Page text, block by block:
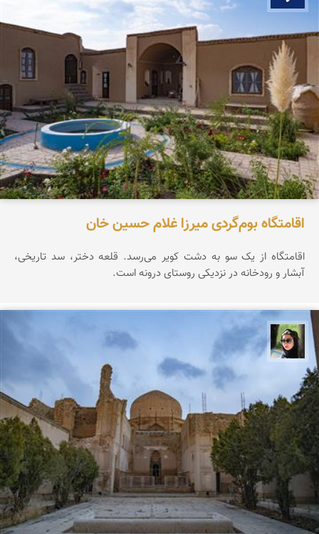
اقامتگاه بوم‌گردی میرزا غلام حسین خان
اقامتگاه از یک سو به دشت کویر می‌رسد. قلعه دختر، سد تاریخی،
آبشار و رودخانه در نزدیکی روستای درونه است.
سپیده اصلان